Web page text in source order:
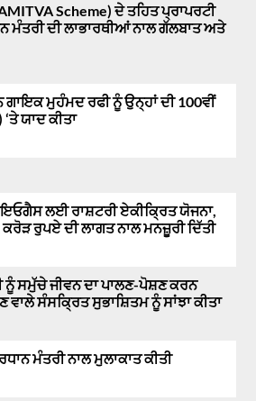
Scheme) ਦੇ ਤਹਿਤ ਪ੍ਰਾਪਰਟੀ
ਮੰਤਰੀ ਦੀ ਲਾਭਾਰਥੀਆਂ ਨਾਲ ਗੱਲਬਾਤ ਅਤੇ
ਗਾਇਕ ਮੁਹੰਮਦ ਰਫੀ ਨੂੰ ਉਨ੍ਹਾਂ ਦੀ 100ਵੀਂ
ਯਾਦ ਕੀਤਾ
ਲਈ ਰਾਸ਼ਟਰੀ ਏਕੀਕ੍ਰਿਤ ਯੋਜਨਾ,
ਰੁਪਏ ਦੀ ਲਾਗਤ ਨਾਲ ਮਨਜ਼ੂਰੀ ਦਿੱਤੀ
ਨੂੰ ਸਮੁੱਚੇ ਜੀਵਨ ਦਾ ਪਾਲਣ-ਪੋਸ਼ਣ ਕਰਨ
ਵਾਲੇ ਸੰਸਕ੍ਰਿਤ ਸੁਭਾਸ਼ਿਤਮ ਨੂੰ ਸਾਂਝਾ ਕੀਤਾ
ਮੰਤਰੀ ਨਾਲ ਮੁਲਾਕਾਤ ਕੀਤੀ